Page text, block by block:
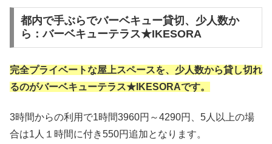
都内で手ぶらでバーベキュー貸切、少人数か
ら：バーベキューテラス★IKESORA
完全プライベートな屋上スペースを、少人数から貸し切れ
るのがバーベキューテラス★IKESORAです。
3時間からの利用で1時間3960円～4290円、5人以上の場
合は1人１時間に付き550円追加となります。